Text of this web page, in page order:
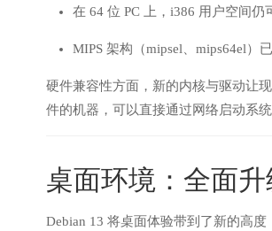
在 64 位 PC 上，i386 用户空间仍
MIPS 架构（mipsel、mips64el）
硬件兼容性方面，新的内核与驱动让
件的机器，可以直接通过网络启动系统
桌面环境：全面
Debian 13 将桌面体验带到了新的高